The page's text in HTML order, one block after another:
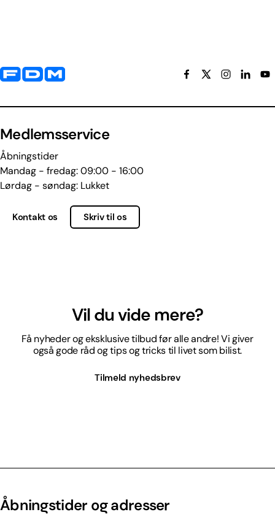
Yderligere information og kontaktoplysninger
Medlemsservice
Åbningstider
Mandag - fredag: 09:00 - 16:00
Lørdag - søndag: Lukket
Kontakt os Skriv til os
Vil du vide mere?
Få nyheder og eksklusive tilbud før alle andre! Vi giver
også gode råd og tips og tricks til livet som bilist.
Tilmeld nyhedsbrev
Åbningstider og adresser